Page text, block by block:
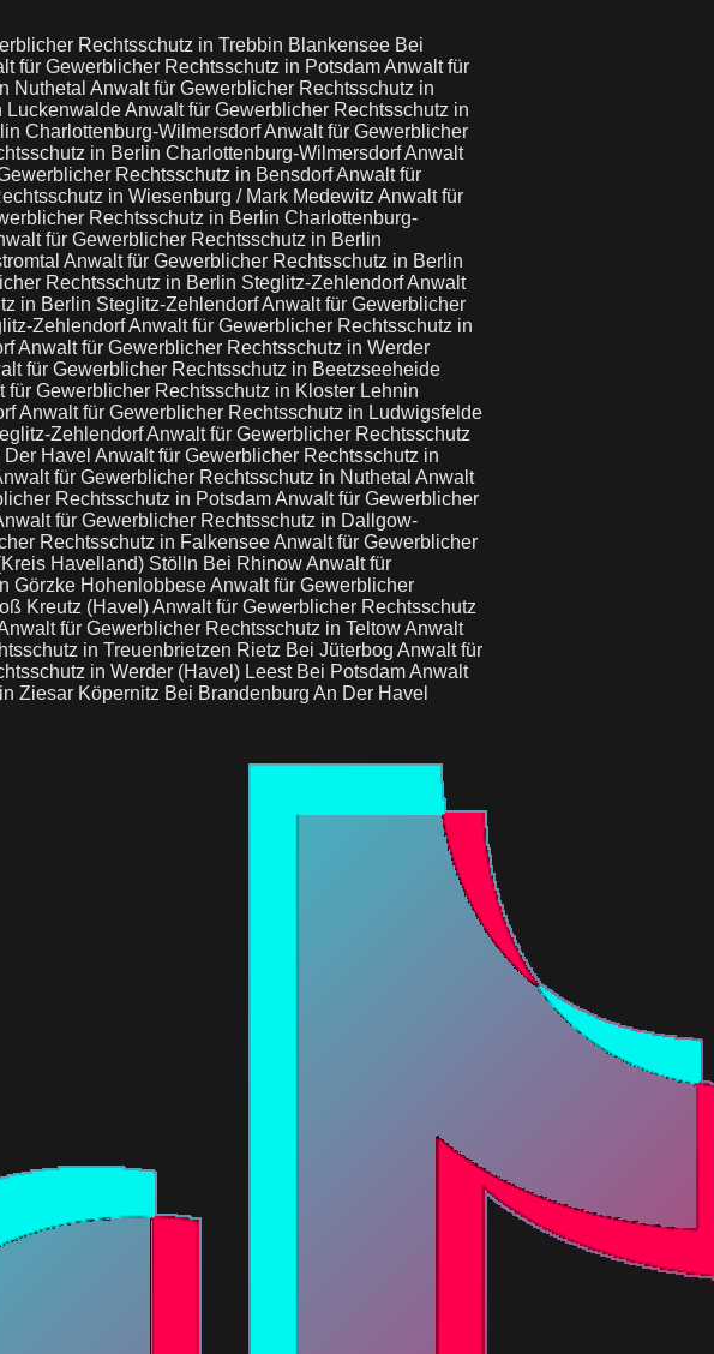
Rechtsschutz in Trebbin Blankensee Bei
für Gewerblicher Rechtsschutz in PotsdamAnwalt für
Nuthetal Anwalt für Gewerblicher Rechtsschutz in
LuckenwaldeAnwalt für Gewerblicher Rechtsschutz in
Charlottenburg-WilmersdorfAnwalt für Gewerblicher
in Berlin Charlottenburg-WilmersdorfAnwalt
Rechtsschutz in BensdorfAnwalt für
in Wiesenburg / Mark Medewitz Anwalt für
Rechtsschutz in Berlin Charlottenburg-
für Gewerblicher Rechtsschutz in Berlin
Anwalt für Gewerblicher Rechtsschutz in Berlin
Rechtsschutz in Berlin Steglitz-ZehlendorfAnwalt
in Berlin Steglitz-ZehlendorfAnwalt für Gewerblicher
ZehlendorfAnwalt für Gewerblicher Rechtsschutz in
Anwalt für Gewerblicher Rechtsschutz in Werder
für Gewerblicher Rechtsschutz in Beetzseeheide
für Gewerblicher Rechtsschutz in Kloster Lehnin
Anwalt für Gewerblicher Rechtsschutz in Ludwigsfelde
ZehlendorfAnwalt für Gewerblicher Rechtsschutz
Havel Anwalt für Gewerblicher Rechtsschutz in
für Gewerblicher Rechtsschutz in Nuthetal Anwalt
Rechtsschutz in PotsdamAnwalt für Gewerblicher
für Gewerblicher Rechtsschutz in Dallgow-
Rechtsschutz in FalkenseeAnwalt für Gewerblicher
Havelland) Stölln Bei RhinowAnwalt für
Görzke HohenlobbeseAnwalt für Gewerblicher
Kreutz (Havel)Anwalt für Gewerblicher Rechtsschutz
für Gewerblicher Rechtsschutz in TeltowAnwalt
in Treuenbrietzen Rietz Bei Jüterbog Anwalt für
in Werder (Havel) Leest Bei PotsdamAnwalt
Ziesar Köpernitz Bei Brandenburg An Der Havel